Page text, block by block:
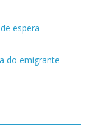
espera
do emigrante